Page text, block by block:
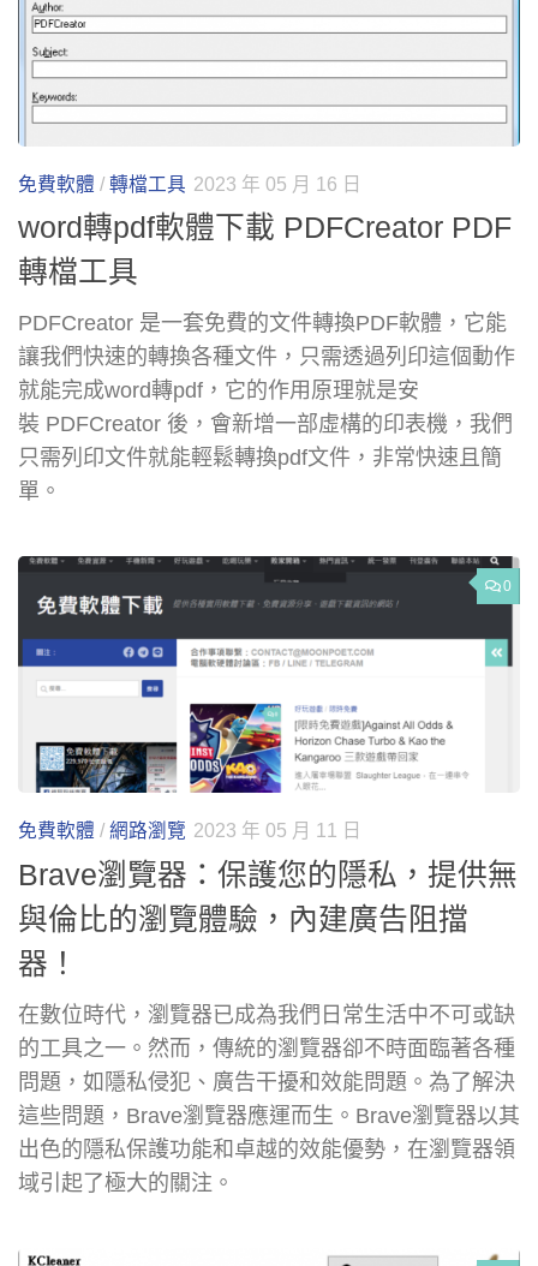
免費軟體 / 轉檔工具 2023 年 05 月 16 日
word轉pdf軟體下載 PDFCreator PDF
轉檔工具
PDFCreator 是一套免費的文件轉換PDF軟體，它能
讓我們快速的轉換各種文件，只需透過列印這個動作
就能完成word轉pdf，它的作用原理就是安
裝 PDFCreator 後，會新增一部虛構的印表機，我們
只需列印文件就能輕鬆轉換pdf文件，非常快速且簡
單。
0
免費軟體 / 網路瀏覽 2023 年 05 月 11 日
Brave瀏覽器：保護您的隱私，提供無
與倫比的瀏覽體驗，內建廣告阻擋
器！
在數位時代，瀏覽器已成為我們日常生活中不可或缺
的工具之一。然而，傳統的瀏覽器卻不時面臨著各種
問題，如隱私侵犯、廣告干擾和效能問題。為了解決
這些問題，Brave瀏覽器應運而生。Brave瀏覽器以其
出色的隱私保護功能和卓越的效能優勢，在瀏覽器領
域引起了極大的關注。